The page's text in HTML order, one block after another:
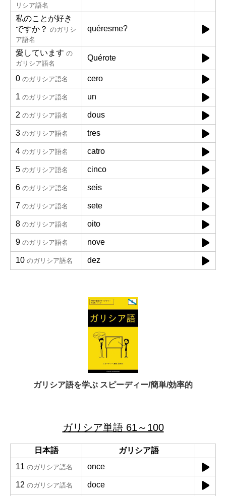
リシア語名
私のことが好き
ですか？ のガリシ
ア語名
quéresme?
愛しています の
ガリシア語名
Quérote
0 のガリシア語名 cero
1 のガリシア語名 un
2 のガリシア語名 dous
3 のガリシア語名 tres
4 のガリシア語名 catro
5 のガリシア語名 cinco
6 のガリシア語名 seis
7 のガリシア語名 sete
8 のガリシア語名 oito
9 のガリシア語名 nove
10 のガリシア語名 dez
ガリシア語を学ぶ スピーディー/簡単/効率的
ガリシア単語 61～100
日本語
ガリシア語
11 のガリシア語名 once
12 のガリシア語名 doce